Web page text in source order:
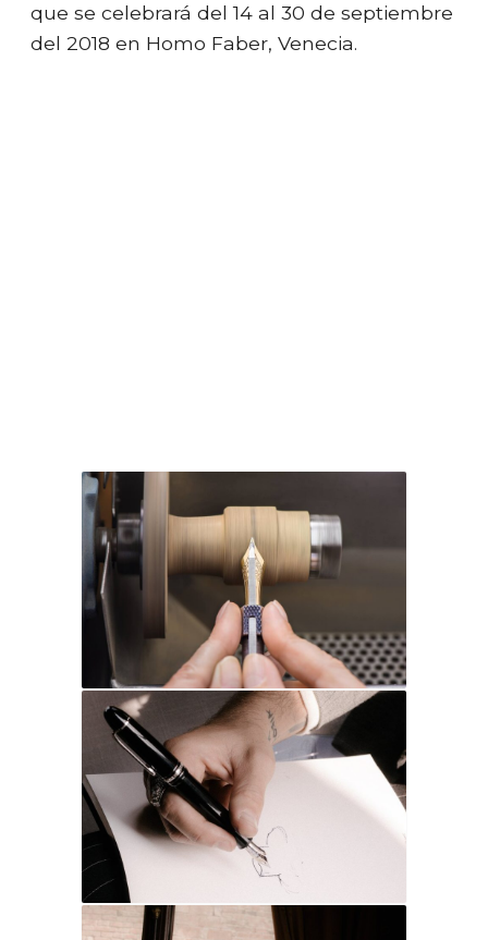
que se celebrará del 14 al 30 de septiembre
del 2018 en Homo Faber, Venecia.